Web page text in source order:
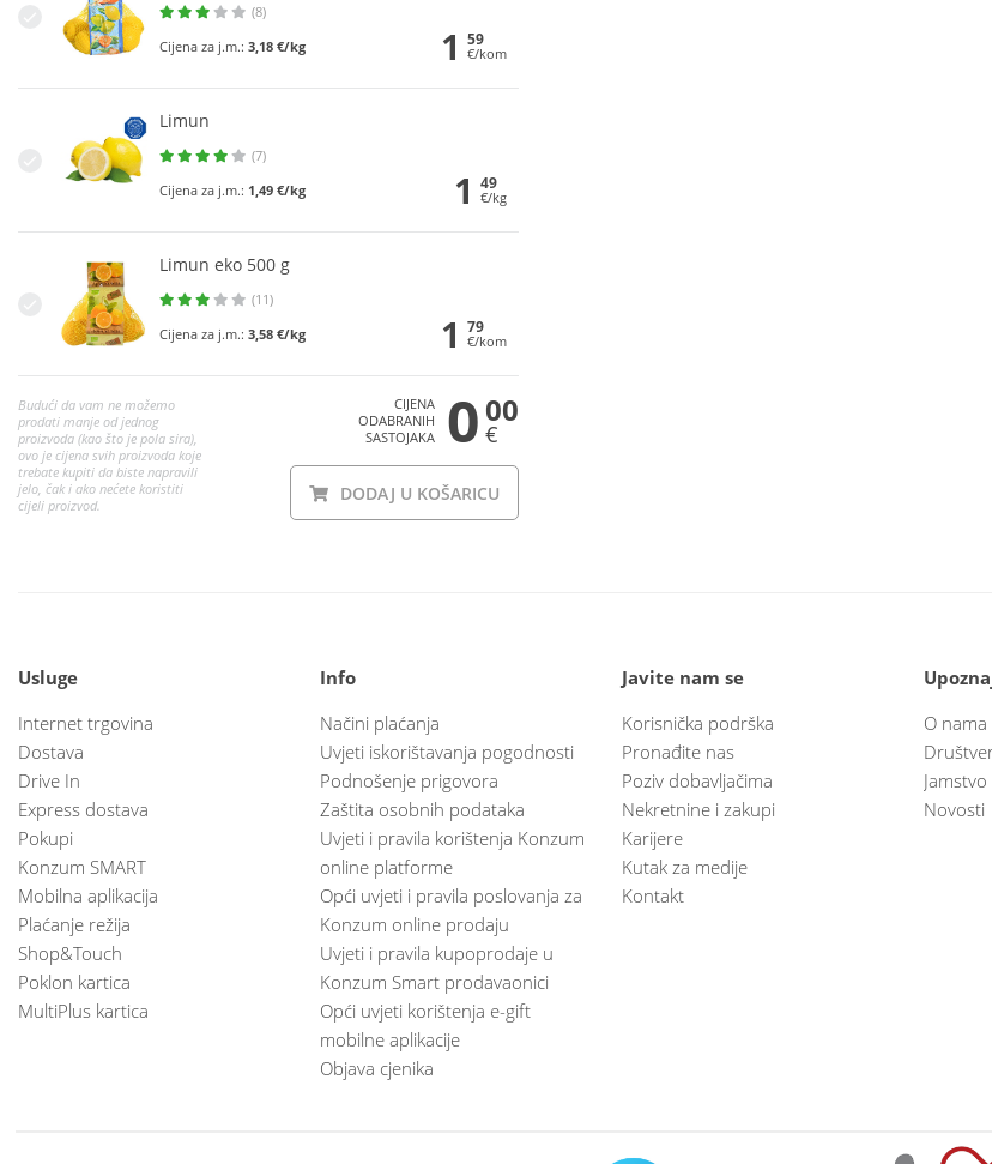
(8)
Cijena za j.m.: 3,18 €/kg 1 59
€/kom
Limun
(7)
Cijena za j.m.: 1,49 €/kg 1 49
€/kg
Limun eko 500 g
(11)
Cijena za j.m.: 3,58 €/kg 1 79
€/kom
Budući da vam ne možemo
prodati manje od jednog
proizvoda (kao što je pola sira),
ovo je cijena svih proizvoda koje
trebate kupiti da biste napravili
jelo, čak i ako nećete koristiti
cijeli proizvod.
CIJENA
ODABRANIH
SASTOJAKA
0 00
€
DODAJ U KOŠARICU
Usluge
Internet trgovina
Dostava
Drive In
Express dostava
Pokupi
Konzum SMART
Mobilna aplikacija
Plaćanje režija
Shop&Touch
Poklon kartica
MultiPlus kartica
Info
Načini plaćanja
Uvjeti iskorištavanja pogodnosti
Podnošenje prigovora
Zaštita osobnih podataka
Uvjeti i pravila korištenja Konzum
online platforme
Opći uvjeti i pravila poslovanja za
Konzum online prodaju
Uvjeti i pravila kupoprodaje u
Konzum Smart prodavaonici
Opći uvjeti korištenja e-gift
mobilne aplikacije
Objava cjenika
Javite nam se
Korisnička podrška
Pronađite nas
Poziv dobavljačima
Nekretnine i zakupi
Karijere
Kutak za medije
Kontakt
O nama
Novosti